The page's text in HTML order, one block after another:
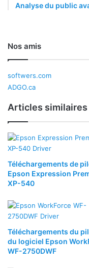
Analyse du public
Nos amis
softwers.com
ADGO.ca
Articles similaires
Téléchargements de
Epson Expression
XP-540
Téléchargements du
du logiciel Epson
WF-2750DWF